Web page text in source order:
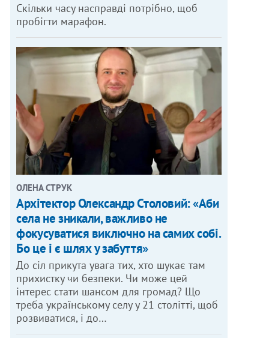
Скільки часу насправді потрібно, щоб
пробігти марафон.
ОЛЕНА СТРУК
Архітектор Олександр Столовий: «Аби
села не зникали, важливо не
фокусуватися виключно на самих собі.
Бо це і є шлях у забуття»
До сіл прикута увага тих, хто шукає там
прихистку чи безпеки. Чи може цей
інтерес стати шансом для громад? Що
треба українському селу у 21 столітті, щоб
розвиватися, і до…